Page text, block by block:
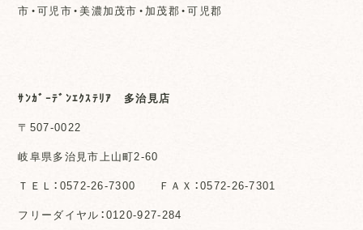
市・可児市・美濃加茂市・加茂郡・可児郡
ｻﾝｶﾞｰﾃﾞﾝｴｸｽﾃﾘｱ 多治見店
〒507-0022
岐阜県多治見市上山町2-60
ＴＥＬ：0572-26-7300 ＦＡＸ：0572-26-7301
フリーダイヤル：0120-927-284